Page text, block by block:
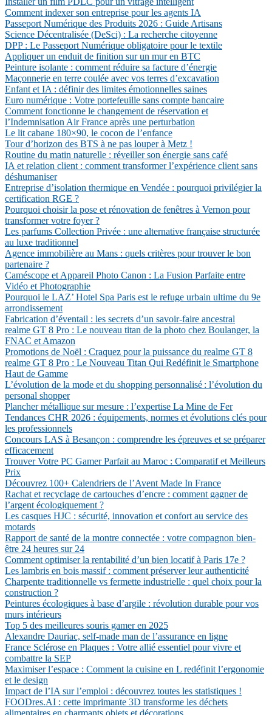
Comment indexer son entreprise pour les agents IA
Passeport Numérique des Produits 2026 : Guide Artisans
Science Décentralisée (DeSci) : La recherche citoyenne
DPP : Le Passeport Numérique obligatoire pour le textile
Appliquer un enduit de finition sur un mur en BTC
Peinture isolante : comment réduire sa facture d’énergie
Maçonnerie en terre coulée avec vos terres d’excavation
Enfant et IA : définir des limites émotionnelles saines
Euro numérique : Votre portefeuille sans compte bancaire
Comment fonctionne le changement de réservation et
l’Indemnisation Air France après une perturbation
Le lit cabane 180×90, le cocon de l’enfance
Tour d’horizon des BTS à ne pas louper à Metz !
Routine du matin naturelle : réveiller son énergie sans café
IA et relation client : comment transformer l’expérience client sans
déshumaniser
Entreprise d’isolation thermique en Vendée : pourquoi privilégier la
certification RGE ?
Pourquoi choisir la pose et rénovation de fenêtres à Vernon pour
transformer votre foyer ?
Les parfums Collection Privée : une alternative française structurée
au luxe traditionnel
Agence immobilière au Mans : quels critères pour trouver le bon
partenaire ?
Caméscope et Appareil Photo Canon : La Fusion Parfaite entre
Vidéo et Photographie
Pourquoi le LAZ’ Hotel Spa Paris est le refuge urbain ultime du 9e
arrondissement
Fabrication d’éventail : les secrets d’un savoir-faire ancestral
realme GT 8 Pro : Le nouveau titan de la photo chez Boulanger, la
FNAC et Amazon
Promotions de Noël : Craquez pour la puissance du realme GT 8
realme GT 8 Pro : Le Nouveau Titan Qui Redéfinit le Smartphone
Haut de Gamme
L’évolution de la mode et du shopping personnalisé : l’évolution du
personal shopper
Plancher métallique sur mesure : l’expertise La Mine de Fer
Tendances CHR 2026 : équipements, normes et évolutions clés pour
les professionnels
Concours LAS à Besançon : comprendre les épreuves et se préparer
efficacement
Trouver Votre PC Gamer Parfait au Maroc : Comparatif et Meilleurs
Prix
Découvrez 100+ Calendriers de l’Avent Made In France
Rachat et recyclage de cartouches d’encre : comment gagner de
l’argent écologiquement ?
Les casques HJC : sécurité, innovation et confort au service des
motards
Rapport de santé de la montre connectée : votre compagnon bien-
être 24 heures sur 24
Comment optimiser la rentabilité d’un bien locatif à Paris 17e ?
Les lambris en bois massif : comment préserver leur authenticité
Charpente traditionnelle vs fermette industrielle : quel choix pour la
construction ?
Peintures écologiques à base d’argile : révolution durable pour vos
murs intérieurs
Top 5 des meilleures souris gamer en 2025
Alexandre Dauriac, self-made man de l’assurance en ligne
France Sclérose en Plaques : Votre allié essentiel pour vivre et
combattre la SEP
Maximiser l’espace : Comment la cuisine en L redéfinit l’ergonomie
et le design
Impact de l’IA sur l’emploi : découvrez toutes les statistiques !
FOODres.AI : cette imprimante 3D transforme les déchets
alimentaires en charmants objets et décorations